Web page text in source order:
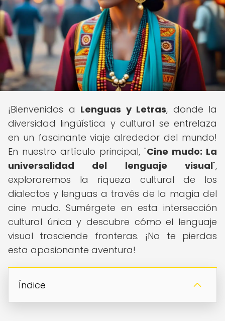
¡Bienvenidos a Lenguas y Letras, donde la
diversidad lingüística y cultural se entrelaza
en un fascinante viaje alrededor del mundo!
En nuestro artículo principal, "Cine mudo: La
universalidad del lenguaje visual",
exploraremos la riqueza cultural de los
dialectos y lenguas a través de la magia del
cine mudo. Sumérgete en esta intersección
cultural única y descubre cómo el lenguaje
visual trasciende fronteras. ¡No te pierdas
esta apasionante aventura!
Índice